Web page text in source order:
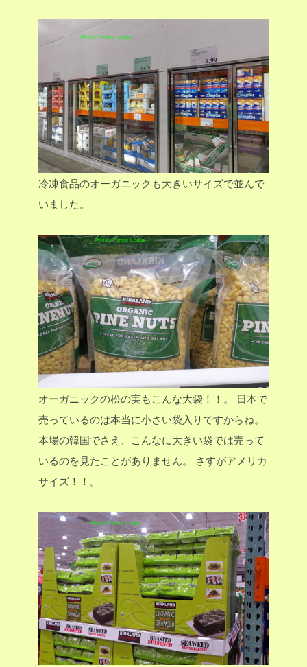
冷凍食品のオーガニックも大きいサイズで並んで
いました。
オーガニックの松の実もこんな大袋！！。
日本で
売っているのは本当に小さい袋入りですからね。
本場の韓国でさえ、こんなに大きい袋では売って
いるのを見たことがありません。
さすがアメリカ
サイズ！！。